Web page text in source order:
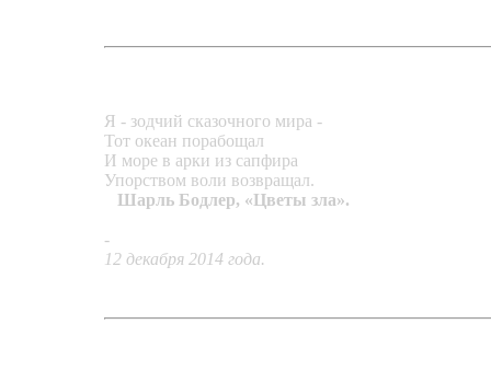
Я - зодчий сказочного мира -
Тот океан порабощал
И море в арки из сапфира
Упорством воли возвращал.
Шарль Бодлер, «Цветы зла».
-
12 декабря 2014 года.